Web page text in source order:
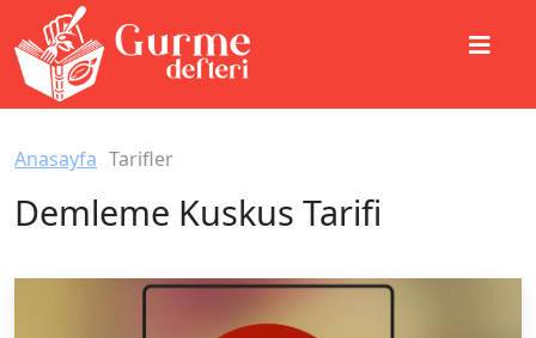
Anasayfa Tarifler
Demleme Kuskus Tarifi